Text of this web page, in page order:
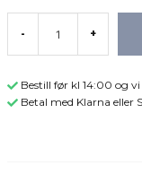
- +
Bestill før kl 14:00 og
Betal med Klarna eller